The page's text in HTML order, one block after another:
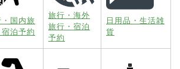
国内旅
泊予約
旅行・海外
旅行・宿泊
予約
日用品・生活雑
貨